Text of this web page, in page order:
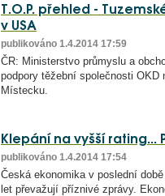
T.O.P. přehled -
v USA
publikováno 1.4.2014 17:59
ČR: Ministerstvo průmyslu a
podpory těžební společnosti
Místecku.
Klepání na vyšší
publikováno 1.4.2014 17:54
Česká ekonomika v poslední
let převažují příznivé zprávy.